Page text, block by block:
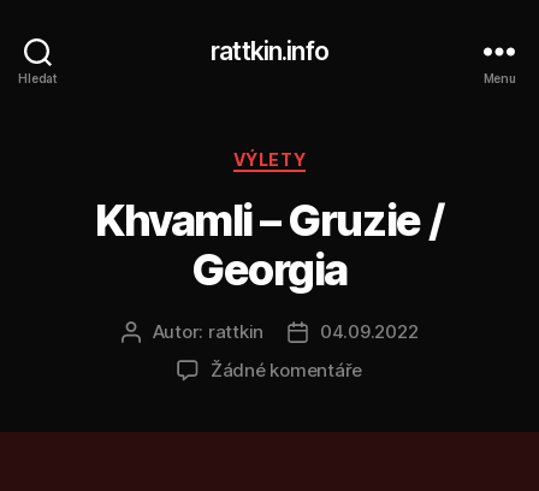
Hledat
rattkin.info
Menu
Rubriky
VÝLETY
Khvamli – Gruzie /
Georgia
Autor
příspěvku
Autor: rattkin
Datum
příspěvku
04.09.2022
Žádné komentářeu